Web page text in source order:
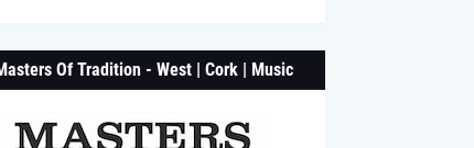
Of Tradition - West | Cork | Music